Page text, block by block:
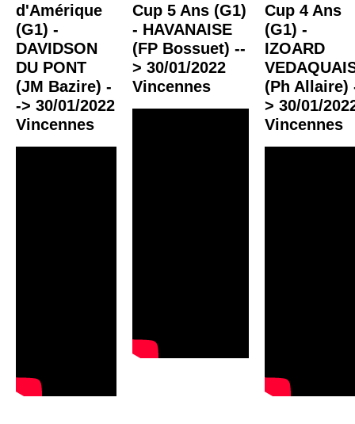
d'Amérique
(G1) -
DAVIDSON
DU PONT
(JM Bazire) -
-> 30/01/2022
Vincennes
Cup 5 Ans (G1)
- HAVANAISE
(FP Bossuet) --
> 30/01/2022
Vincennes
Cup 4 Ans
(G1) -
IZOARD
(Ph Allaire)
> 30/01/
Vincennes